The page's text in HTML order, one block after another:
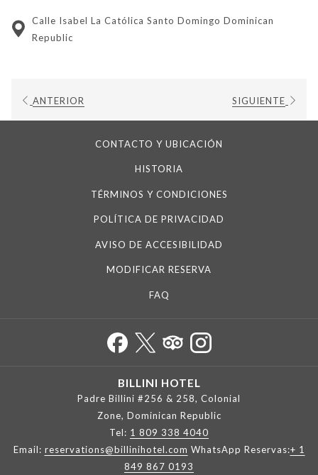
Calle Isabel La Católica Santo Domingo Dominican
Republic
ANTERIOR SIGUIENTE
CONTACTO Y UBICACIÓN
HISTORIA
TÉRMINOS Y CONDICIONES
POLÍTICA DE PRIVACIDAD
AVISO DE ACCESIBILIDAD
MODIFICAR RESERVA
FAQ
BILLINI HOTEL
Padre Billini #256 & 258, Colonial
Zone, Dominican Republic
Tel: 1 809 338 4040
Email: reservations@billinihotel.com WhatsApp Reservas:+ 1
849 867 0193